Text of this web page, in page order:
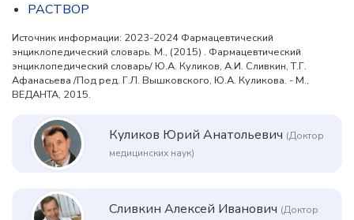
РАСТВОР
Источник информации: 2023-2024 Фармацевтический
энциклопедический словарь. М., (2015) . Фармацевтический
энциклопедический словарь/ Ю.А. Куликов, А.И. Сливкин, Т.Г.
Афанасьева /Под ред. Г.Л. Вышковского, Ю.А. Куликова. - М.,
ВЕДАНТА, 2015.
Куликов Юрий Анатольевич (Доктор
медицинских наук)
Сливкин Алексей Иванович (Доктор